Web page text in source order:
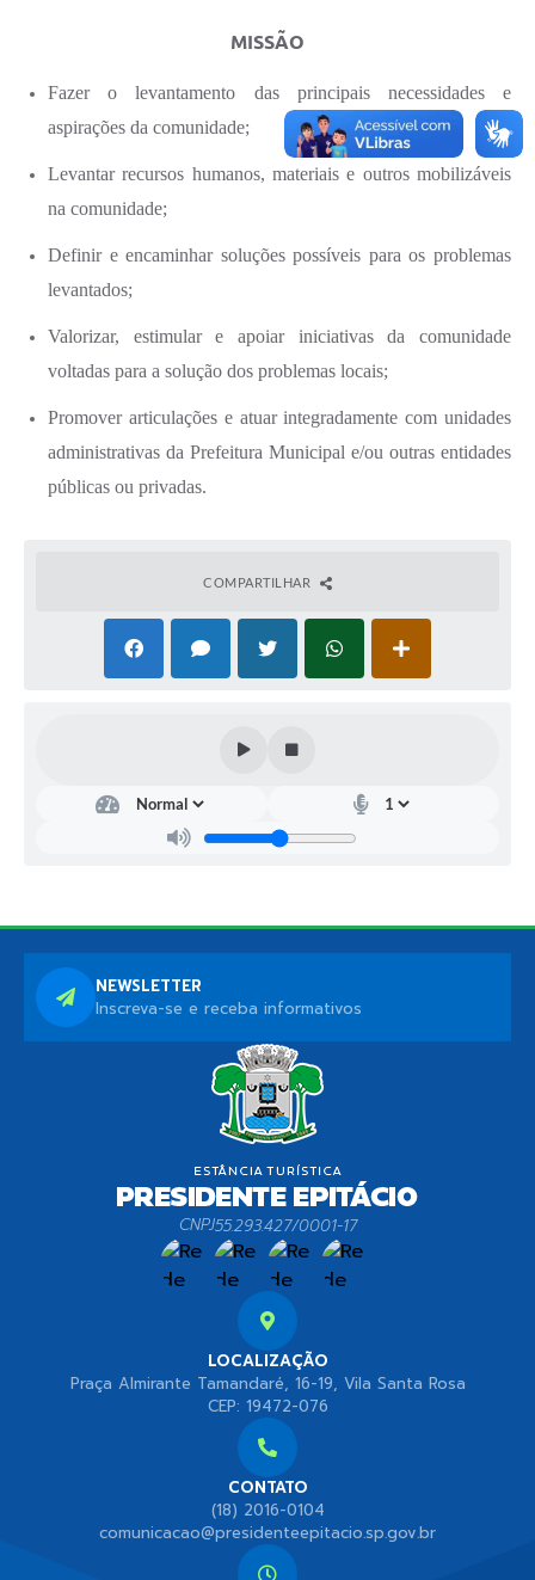
MISSÃO
Fazer o levantamento das principais necessidades e
aspirações da comunidade;
Levantar recursos humanos, materiais e outros mobilizáveis
na comunidade;
Definir e encaminhar soluções possíveis para os problemas
levantados;
Valorizar, estimular e apoiar iniciativas da comunidade
voltadas para a solução dos problemas locais;
Promover articulações e atuar integradamente com unidades
administrativas da Prefeitura Municipal e/ou outras entidades
públicas ou privadas.
COMPARTILHAR
LOCALIZAÇÃO
Praça Almirante Tamandaré, 16-19, Vila Santa Rosa
CEP: 19472-076
CONTATO
(18) 2016-0104
comunicacao@presidenteepitacio.sp.gov.br
CNPJ55.293.427/0001-17
NEWSLETTER
Inscreva-se e receba informativos